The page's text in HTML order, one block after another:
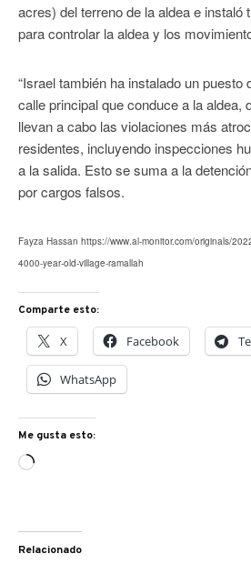
acres) del terreno de la aldea e instaló
para controlar la aldea y los
“Israel también ha instalado un puesto
calle principal que conduce a la aldea,
llevan a cabo las violaciones más
residentes, incluyendo inspecciones
a la salida. Esto se suma a la
por cargos falsos.
Fayza Hassan https://www.al-monitor.com/originals/
4000-year-old-village-ramallah
Comparte esto:
X Facebook
WhatsApp
Me gusta esto:
Cargando...
Relacionado